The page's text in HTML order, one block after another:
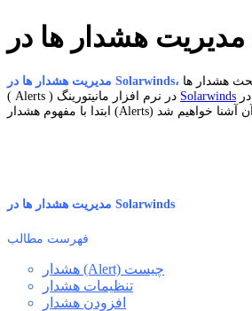
مدیریت هشدار ها در Solarwinds،
Solarwinds
مدیریت هشدار ها در Solarwinds
فهرست مطالب
هشدار (Alert) چیست
تنظیمات هشدار
افزودن هشدار